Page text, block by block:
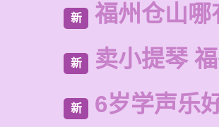
新 福州仓山哪
新 卖小提琴
新 6岁学声乐